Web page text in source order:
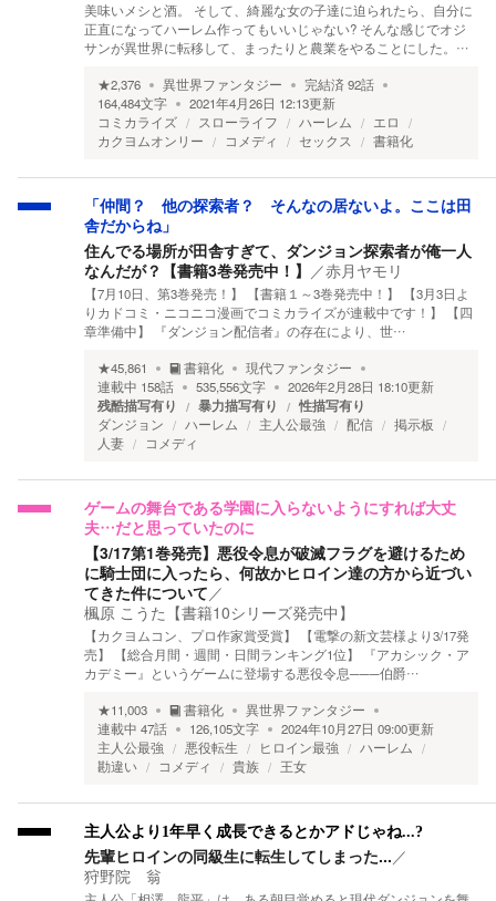
美味いメシと酒。 そして、綺麗な女の子達に迫られたら、自分に
正直になってハーレム作ってもいいじゃない? そんな感じでオジ
サンが異世界に転移して、まったりと農業をやることにした。…
★2,376 異世界ファンタジー 完結済92話
164,484文字 2021年4月26日 12:13更新
コミカライズ
スローライフ ハーレム
エロ
カクヨムオンリー
コメディ セックス 書籍化
「仲間？ 他の探索者？ そんなの居ないよ。ここは田
舎だからね」
住んでる場所が田舎すぎて、ダンジョン探索者が俺一人
なんだが？【書籍3巻発売中！】 ／赤月ヤモリ
【7月10日、第3巻発売！】 【書籍１～3巻発売中！】 【3月3日よ
りカドコミ・ニコニコ漫画でコミカライズが連載中です！】 【四
章準備中】 『ダンジョン配信者』の存在により、世…
★45,861 書籍化
現代ファンタジー
連載中 158話 535,556文字 2026年2月28日 18:10更新
残酷描写有り 暴力描写有り 性描写有り
ダンジョン ハーレム 主人公最強 配信
掲示板
人妻
コメディ
ゲームの舞台である学園に入らないようにすれば大丈
夫…だと思っていたのに
【3/17第1巻発売】悪役令息が破滅フラグを避けるため
に騎士団に入ったら、何故かヒロイン達の方から近づい
てきた件について／
楓原 こうた【書籍10シリーズ発売中】
【カクヨムコン、プロ作家賞受賞】 【電撃の新文芸様より3/17発
売】 【総合月間・週間・日間ランキング1位】 『アカシック・ア
カデミー』というゲームに登場する悪役令息───伯爵…
★11,003 書籍化
異世界ファンタジー
連載中 47話 126,105文字 2024年10月27日 09:00更新
主人公最強
悪役転生 ヒロイン最強
ハーレム
勘違い
コメディ 貴族 王女
主人公より1年早く成長できるとかアドじゃね...?
先輩ヒロインの同級生に転生してしまった...／
狩野院 翁